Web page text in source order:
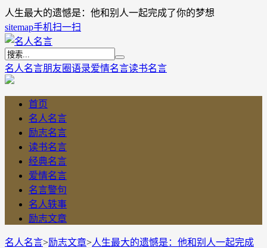
人生最大的遗憾是：他和别人一起完成了你的梦想
sitemap手机扫一扫
名人名言朋友圈语录爱情名言读书名言
首页
名人名言
励志名言
读书名言
经典名言
爱情名言
名言警句
名人轶事
励志文章
名人名言>励志文章>人生最大的遗憾是：他和别人一起完成